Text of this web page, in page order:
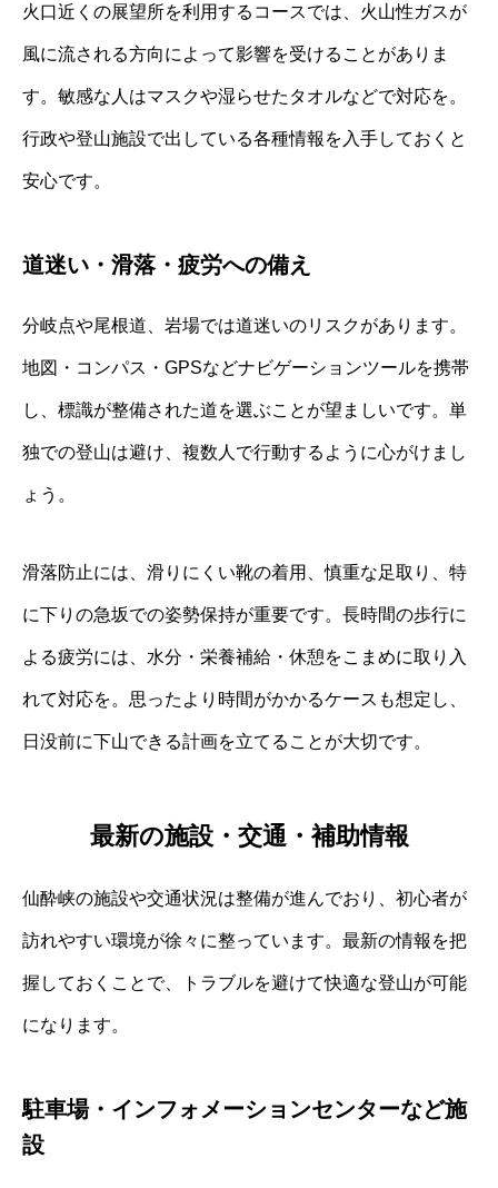
火口近くの展望所を利用するコースでは、火山性ガスが
風に流される方向によって影響を受けることがありま
す。敏感な人はマスクや湿らせたタオルなどで対応を。
行政や登山施設で出している各種情報を入手しておくと
安心です。
道迷い・滑落・疲労への備え
分岐点や尾根道、岩場では道迷いのリスクがあります。
地図・コンパス・GPSなどナビゲーションツールを携帯
し、標識が整備された道を選ぶことが望ましいです。単
独での登山は避け、複数人で行動するように心がけまし
ょう。
滑落防止には、滑りにくい靴の着用、慎重な足取り、特
に下りの急坂での姿勢保持が重要です。長時間の歩行に
よる疲労には、水分・栄養補給・休憩をこまめに取り入
れて対応を。思ったより時間がかかるケースも想定し、
日没前に下山できる計画を立てることが大切です。
最新の施設・交通・補助情報
仙酔峡の施設や交通状況は整備が進んでおり、初心者が
訪れやすい環境が徐々に整っています。最新の情報を把
握しておくことで、トラブルを避けて快適な登山が可能
になります。
駐車場・インフォメーションセンターなど施
設